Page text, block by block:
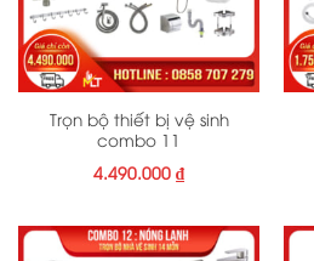
Trọn bộ thiết bị vệ sinh
combo 11
4.490.000 ₫